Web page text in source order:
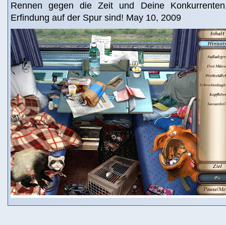
Rennen gegen die Zeit und Deine
Erfindung auf der Spur sind! May 10, 2009